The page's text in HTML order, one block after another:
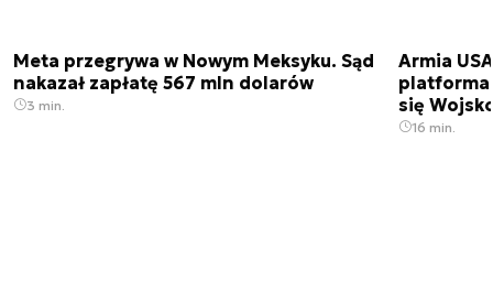
Meta przegrywa w Nowym Meksyku. Sąd
nakazał zapłatę 567 mln dolarów
3 min.
Armia
się
16 min.